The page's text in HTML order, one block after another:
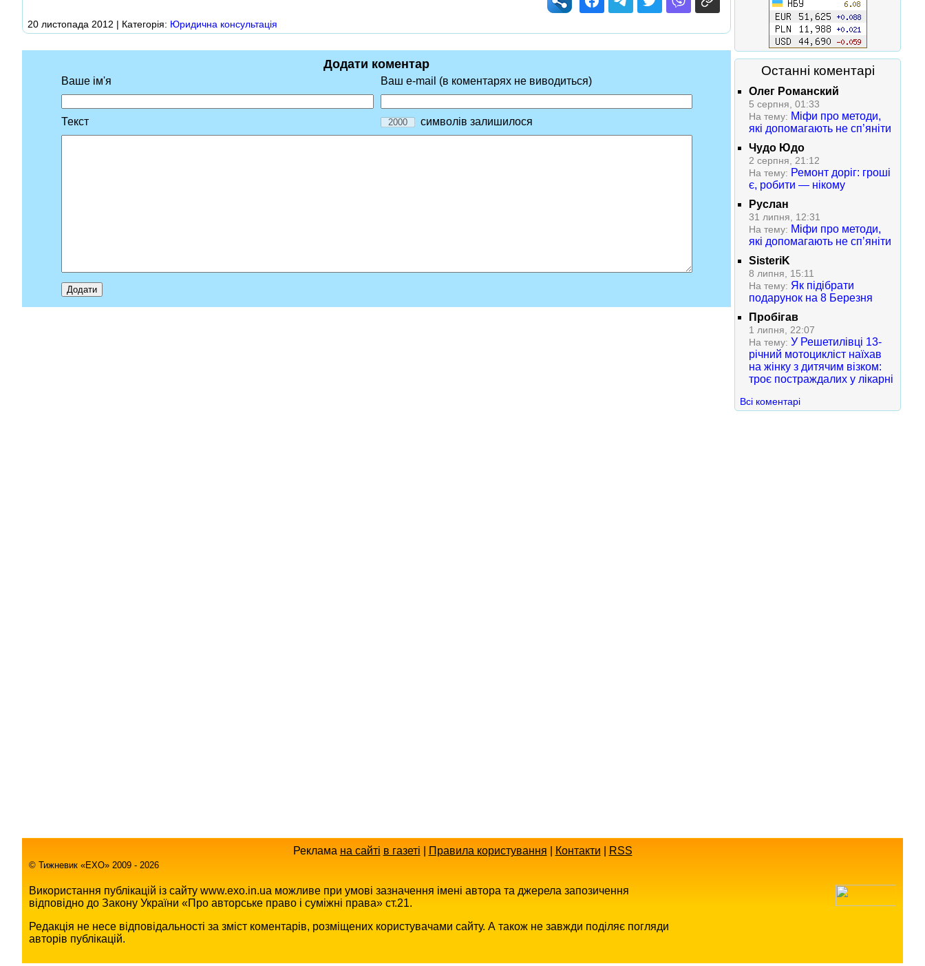
20 листопада 2012 | Категорія: Юридична консультація
Додати коментар
Ваше ім'я Ваш e-mail (в коментарях не виводиться)
Текст символів залишилося
Останні коментарі
Олег Романский
5 серпня, 01:33
На тему: Міфи про методи,
які допомагають не сп’яніти
Чудо Юдо
2 серпня, 21:12
На тему: Ремонт доріг: гроші
є, робити — нікому
Руслан
31 липня, 12:31
На тему: Міфи про методи,
які допомагають не сп’яніти
SisteriK
8 липня, 15:11
На тему: Як підібрати
подарунок на 8 Березня
Пробігав
1 липня, 22:07
На тему: У Решетилівці 13-
річний мотоцикліст наїхав
на жінку з дитячим візком:
троє постраждалих у лікарні
Всі коментарі
Реклама на сайті в газеті Правила користування Контакти RSS
© Тижневик «EХO» 2009 - 2026
Використання публікацій із сайту www.exo.in.ua можливе при умові зазначення імені автора та джерела запозичення
відповідно до Закону України «Про авторське право і суміжні права» ст.21.
Редакція не несе відповідальності за зміст коментарів, розміщених користувачами сайту. А також не завжди поділяє погляди
авторів публікацій.